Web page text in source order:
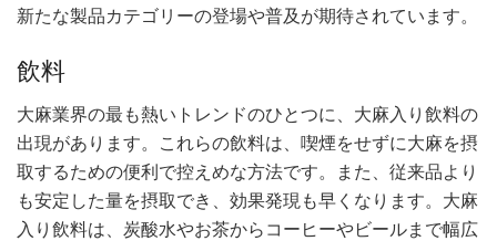
新たな製品カテゴリーの登場や普及が期待されています。
飲料
大麻業界の最も熱いトレンドのひとつに、大麻入り飲料の
出現があります。これらの飲料は、喫煙をせずに大麻を摂
取するための便利で控えめな方法です。また、従来品より
も安定した量を摂取でき、効果発現も早くなります。大麻
入り飲料は、炭酸水やお茶からコーヒーやビールまで幅広